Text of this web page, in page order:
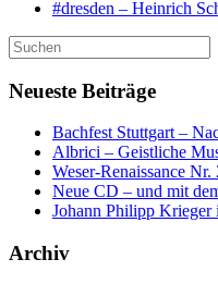
#dresden – Heinrich
Suchen
nach:
Neueste Beiträge
Bachfest Stuttgart –
Albrici – Geistliche
Weser-Renaissance
Neue CD – und mit
Johann Philipp Krieger
Archiv